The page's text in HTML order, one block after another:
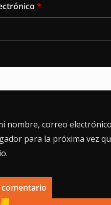
*
nombre, correo
para la próxima vez